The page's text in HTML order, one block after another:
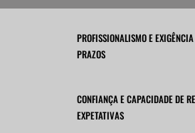
PROFISSIONALISMO E
PRAZOS
CONFIANÇA E CAPACIDADE DE
EXPETATIVAS